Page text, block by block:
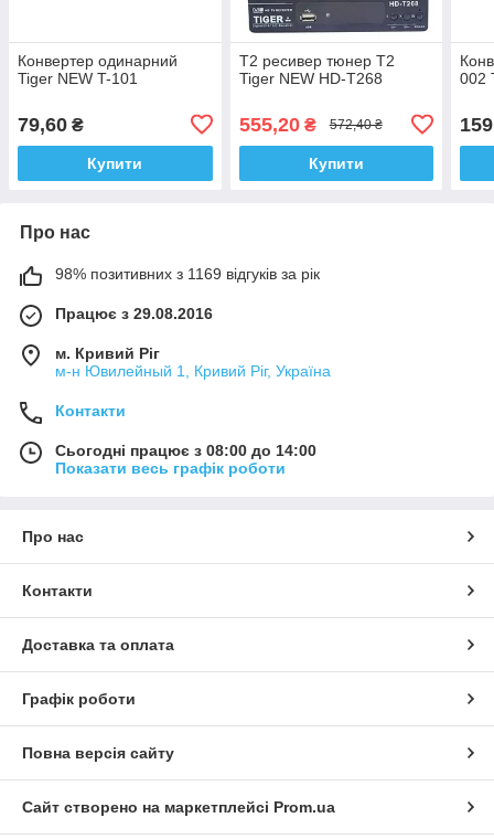
Конвертер одинарний
Tiger NEW T-101
79,60 ₴
Купити
Т2 ресивер тюнер T2
Tiger NEW HD-T268
555,20₴ 572,40 ₴
Купити
002
Про нас
98% позитивних з 1169 відгуків за рік
Працює з 29.08.2016
м. Кривий Ріг
м-н Ювилейный 1, Кривий Ріг, Україна
Контакти
Сьогодні працює з 08:00 до 14:00
Показати весь графік роботи
Про нас
Контакти
Доставка та оплата
Графік роботи
Повна версія сайту
Сайт створено на маркетплейсі Prom.ua